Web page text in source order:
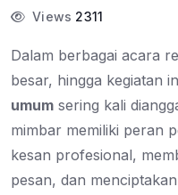
Views 2311
Dalam berbagai acara
besar, hingga kegiatan
umum sering kali
mimbar memiliki peran
kesan profesional,
pesan, dan